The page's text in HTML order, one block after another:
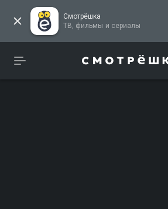
Смотрёшка
ТВ, фильмы и сериалы